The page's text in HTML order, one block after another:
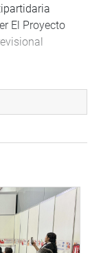
El Proyecto
de cada
ministerio de
de la
el trabajo en
con el proyecto
y que ya
que busca